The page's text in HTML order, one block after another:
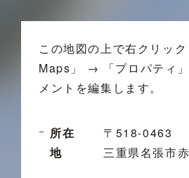
この地図の上で右クリッ
Maps」 → 「プロパティ
メントを編集します。
所在
地
〒518-0463
三重県名張市